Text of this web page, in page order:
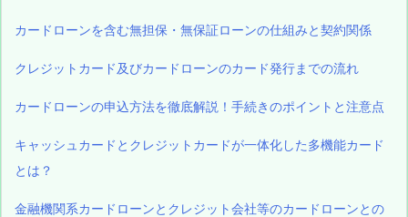
カードローンを含む無担保・無保証ローンの仕組みと契約関係
クレジットカード及びカードローンのカード発行までの流れ
カードローンの申込方法を徹底解説！手続きのポイントと注意点
キャッシュカードとクレジットカードが一体化した多機能カード
とは？
金融機関系カードローンとクレジット会社等のカードローンとの